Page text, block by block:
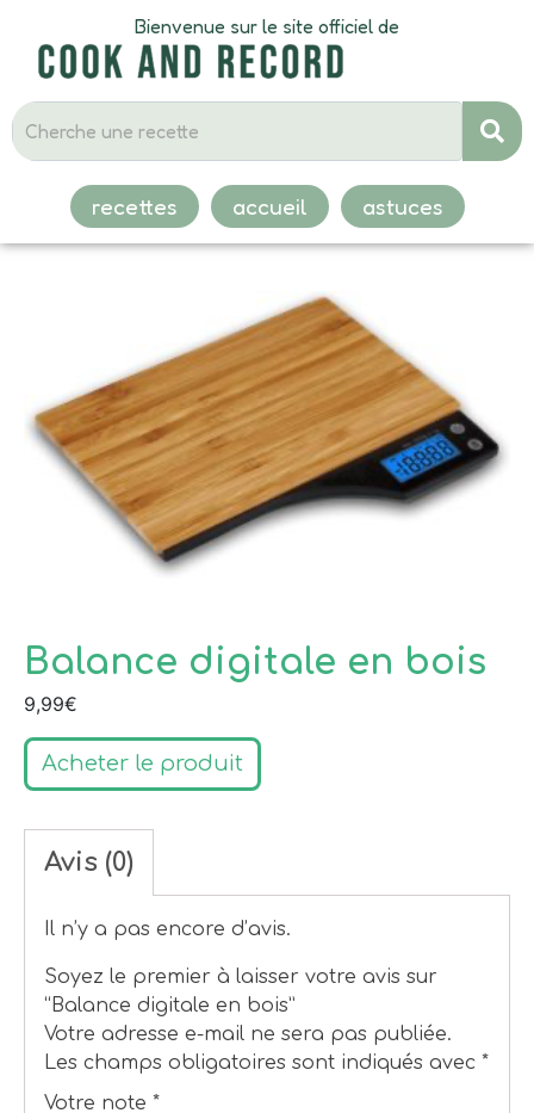
Bienvenue sur le site officiel de
recettes accueil astuces
Balance digitale en bois
9,99€
Acheter le produit
Avis (0)
Il n’y a pas encore d’avis.
Soyez le premier à laisser votre avis sur
“Balance digitale en bois”
Votre adresse e-mail ne sera pas publiée.
Les champs obligatoires sont indiqués avec *
Votre note *